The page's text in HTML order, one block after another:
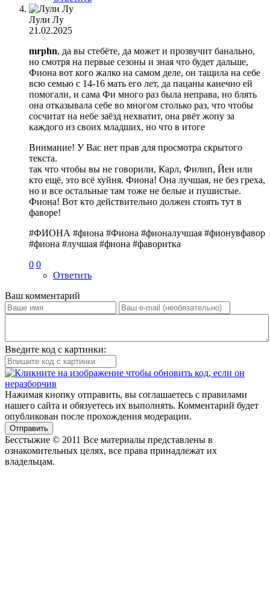
Лули Лу
21.02.2025
mrphn, да вы стебёте, да может и прозвучит банально,
но смотря на первые сезоны и зная что будет дальше,
Фиона вот кого жалко на самом деле, он тащила на себе
всю семью с 14-16 мать его лет, да пацаны канечно ей
помогали, и сама Фи много раз была неправа, но блять
она отказывала себе во многом столько раз, что чтобы
сосчитат на небе заёзд нехватит, она рвёт жопу за
каждого из своих младших, но что в итоге
Внимание! У Вас нет прав для просмотра скрытого
текста.
так что чтобы вы не говорили, Карл, Филип, Йен или
кто ещё, это всё хуйня. Фиона! Она лучшая, не без греха,
но и все остальные там тоже не белые и пушистые.
Фиона! Вот кто действительно должен стоять тут в
фаворе!
#ФИОНА #фиона #Фиона #фионалучшая #фионувфавор
#фиона #лучшая #фиона #фаворитка
0 0
Ответить
Ваш комментарий
Введите код с картинки:
Нажимая кнопку отправить, вы соглашаетесь с правилами
нашего сайта и обязуетесь их выполнять. Комментарий будет
опубликован после прохождения модерации.
Отправить
Бесстыжие © 2011 Все материалы представлены в
ознакомительных целях, все права принадлежат их
владельцам.